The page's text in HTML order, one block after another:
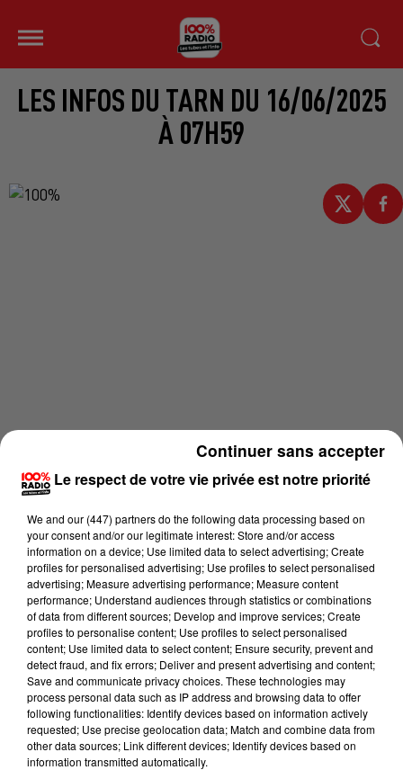
LES INFOS DU TARN DU 16/06/2025
À 07H59
Lecture (4 min 15 sec)
100%
Le respect de votre vie privée est notre priorité
We and our (447) partnersdo the following data processing based on
your consent and/or our legitimate interest: Store and/or access
information on a device; Use limited data to select advertising; Create
profiles for personalised advertising; Use profiles to select personalised
advertising; Measure advertising performance; Measure content
performance; Understand audiences through statistics or combinations
of data from different sources; Develop and improve services; Create
profiles to personalise content; Use profiles to select personalised
content; Use limited data to select content; Ensure security, prevent and
detect fraud, and fix errors; Deliver and present advertising and content;
Save and communicate privacy choices. These technologies may
process personal data such as IP address and browsing data to offer
following functionalities: Identify devices based on information actively
requested; Use precise geolocation data; Match and combine data from
other data sources; Link different devices; Identify devices based on
information transmitted automatically.
Continuer sans accepter